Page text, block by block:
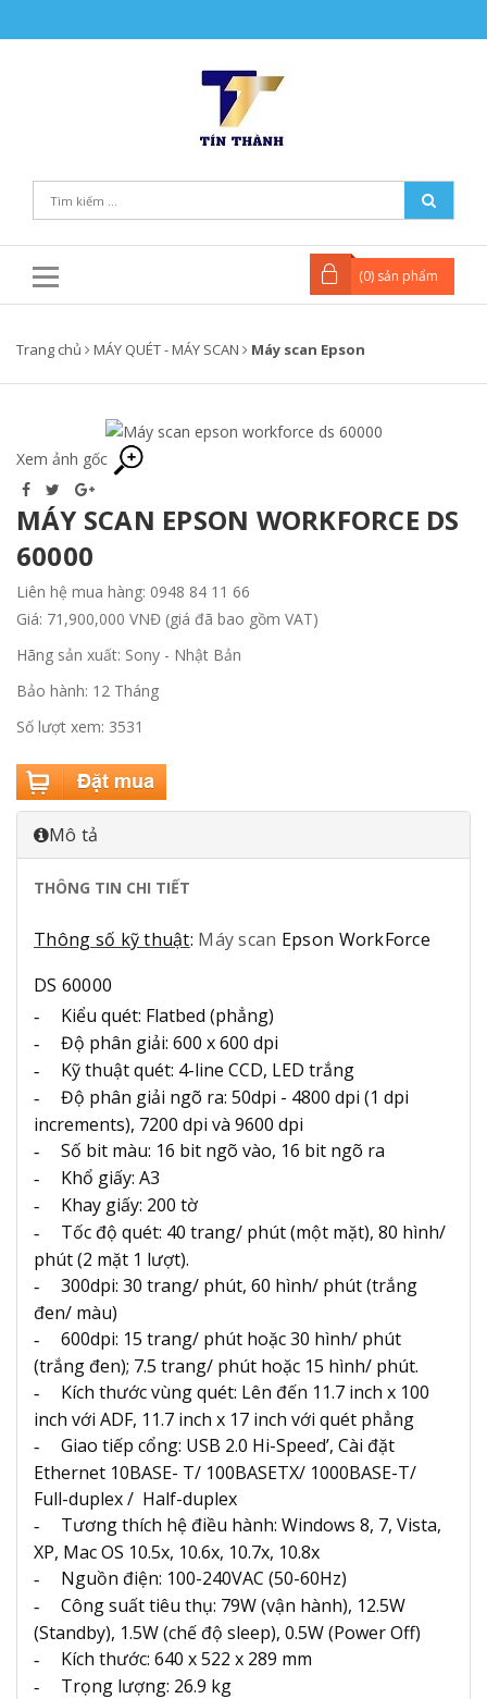
(0) sản phẩm
Trang chủ MÁY QUÉT - MÁY SCAN Máy scan Epson
Xem ảnh gốc
MÁY SCAN EPSON WORKFORCE DS
60000
Liên hệ mua hàng: 0948 84 11 66
Giá: 71,900,000 VNĐ (giá đã bao gồm VAT)
Hãng sản xuất: Sony - Nhật Bản
Bảo hành: 12 Tháng
Số lượt xem: 3531
Mô tả
THÔNG TIN CHI TIẾT
Thông số kỹ thuật: Máy scan Epson WorkForce
DS 60000
- Kiểu quét: Flatbed (phẳng)
- Độ phân giải: 600 x 600 dpi
- Kỹ thuật quét: 4-line CCD, LED trắng
- Độ phân giải ngõ ra: 50dpi - 4800 dpi (1 dpi
increments), 7200 dpi và 9600 dpi
- Số bit màu: 16 bit ngõ vào, 16 bit ngõ ra
- Khổ giấy: A3
- Khay giấy: 200 tờ
- Tốc độ quét: 40 trang/ phút (một mặt), 80 hình/
phút (2 mặt 1 lượt).
-
300dpi: 30 trang/ phút, 60 hình/ phút (trắng
đen/ màu)
-
600dpi: 15 trang/ phút hoặc 30 hình/ phút
(trắng đen); 7.5 trang/ phút hoặc 15 hình/ phút.
- Kích thước vùng quét: Lên đến 11.7 inch x 100
inch với ADF, 11.7 inch x 17 inch với quét phẳng
- Giao tiếp cổng: USB 2.0 Hi-Speed’, Cài đặt
Ethernet 10BASE- T/ 100BASETX/ 1000BASE-T/
Full-duplex / Half-duplex
- Tương thích hệ điều hành: Windows 8, 7, Vista,
XP, Mac OS 10.5x, 10.6x, 10.7x, 10.8x
- Nguồn điện: 100-240VAC (50-60Hz)
- Công suất tiêu thụ: 79W (vận hành), 12.5W
(Standby), 1.5W (chế độ sleep), 0.5W (Power Off)
- Kích thước: 640 x 522 x 289 mm
- Trọng lượng: 26.9 kg